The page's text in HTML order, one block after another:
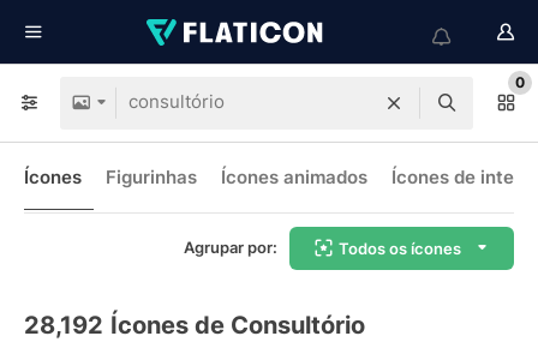
0
Ícones Figurinhas Ícones animados Ícones de
Agrupar por: Todos os ícones
28,192 Ícones de Consultório